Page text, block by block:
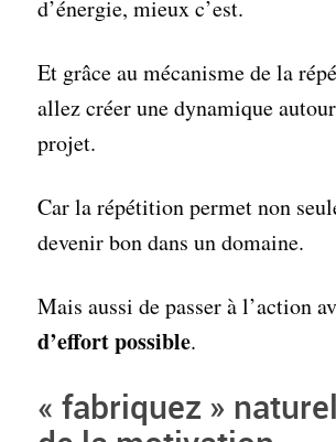
d’énergie, mieux c’est.
Et grâce au mécanisme de la
allez créer une dynamique
projet.
Car la répétition permet non
devenir bon dans un domaine.
Mais aussi de passer à l’action
d’effort possible.
« fabriquez »